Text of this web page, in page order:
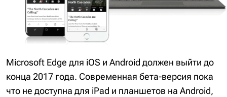
Microsoft Edge для iOS и Android должен выйти до
конца 2017 года. Современная бета-версия пока
что не доступна для iPad и планшетов на Android,